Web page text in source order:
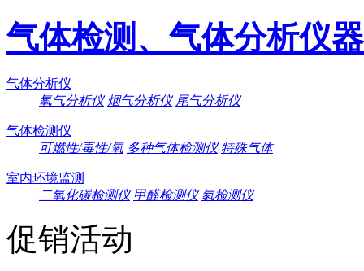
气体检测、气体分析仪器
气体分析仪
氧气分析仪 烟气分析仪 尾气分析仪
气体检测仪
可燃性/毒性/氧 多种气体检测仪 特殊气体
室内环境监测
二氧化碳检测仪 甲醛检测仪 氡检测仪
促销活动